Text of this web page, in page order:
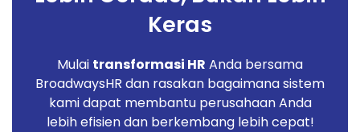
Keras
Mulai transformasi HR Anda bersama
BroadwaysHR dan rasakan bagaimana sistem
kami dapat membantu perusahaan Anda
lebih efisien dan berkembang lebih cepat!